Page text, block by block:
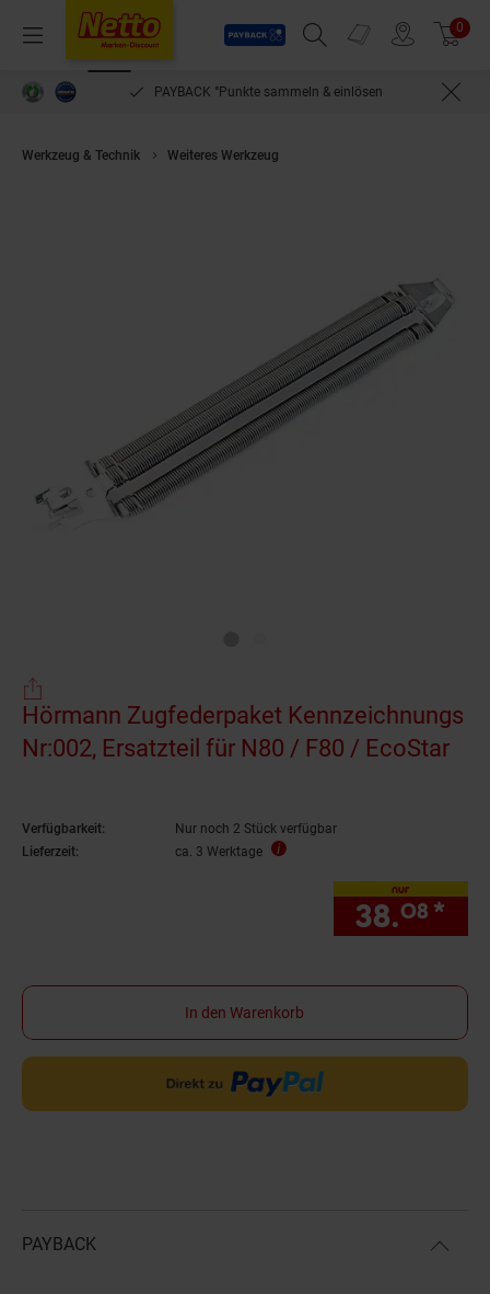
Menü
Payback
Suchfeld einblenden
Prospekte 0
PAYBACK °Punkte sammeln & einlösen
Werkzeug & Technik Weiteres Werkzeug
Hörmann Zugfederpaket Kennzeichnungs
Nr:002, Ersatzteil für N80 / F80 / EcoStar
Verfügbarkeit:
Nur noch 2 Stück verfügbar
Lieferzeit:
ca. 3 Werktage
nur
38.08 *
In den Warenkorb
PAYBACK